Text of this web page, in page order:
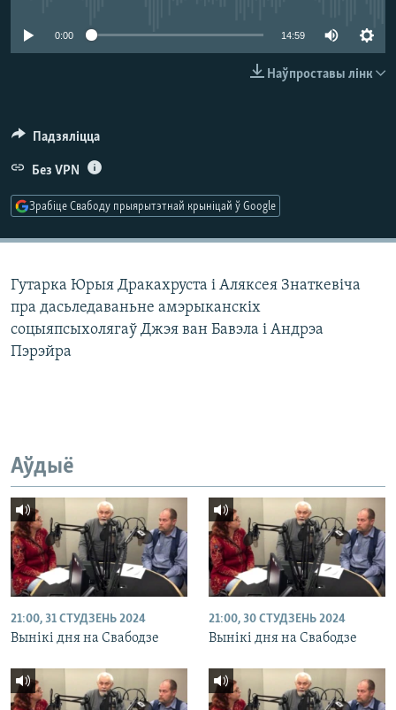
КАЛЯНДАР
НА ХВАЛЯХ СВАБОДЫ
0:00 14:59
Наўпроставы лінк
Падзяліцца
Без VPN
Зрабіце Свабоду прыярытэтнай крыніцай ў Google
Гутарка Юрыя Дракахруста і Аляксея Знаткевіча
пра дасьледаваньне амэрыканскіх
соцыяпсыхолягаў Джэя ван Бавэла і Андрэа
Пэрэйра
Аўдыё
21:00, 31 СТУДЗЕНЬ 2024
Вынікі дня на Свабодзе
21:00, 30 СТУДЗЕНЬ 2024
Вынікі дня на Свабодзе